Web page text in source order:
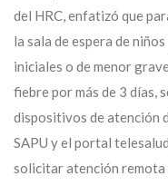
del HRC, enfatizó que
la sala de espera de
iniciales o de menor
fiebre por más de 3 días,
dispositivos de atención
SAPU y el portal
solicitar atención remota